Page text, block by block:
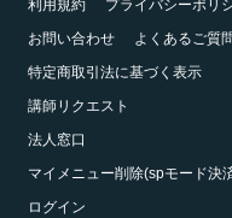
利用規約
プライバシーポリ
お問い合わせ
よくあるご質
特定商取引法に基づく表示
講師リクエスト
法人窓口
マイメニュー削除(spモード決
ログイン